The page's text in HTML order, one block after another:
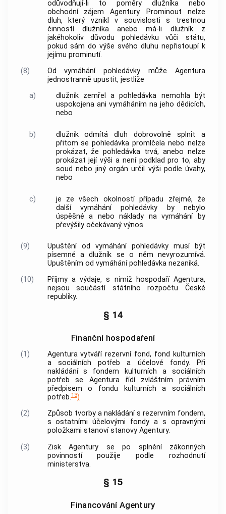
odůvodňují-li to poměry dlužníka nebo
obchodní zájem Agentury. Prominout nelze
dluh, který vznikl v souvislosti s trestnou
činností dlužníka anebo má-li dlužník z
jakéhokoliv důvodu pohledávku vůči státu,
pokud sám do výše svého dluhu nepřistoupí k
jejímu prominutí.
(8)
Od vymáhání pohledávky může Agentura
jednostranně upustit, jestliže
a)
dlužník zemřel a pohledávka nemohla být
uspokojena ani vymáháním na jeho dědicích,
nebo
b)
dlužník odmítá dluh dobrovolně splnit a
přitom se pohledávka promlčela nebo nelze
prokázat, že pohledávka trvá, anebo nelze
prokázat její výši a není podklad pro to, aby
soud nebo jiný orgán určil výši podle úvahy,
nebo
c)
je ze všech okolností případu zřejmé, že
další vymáhání pohledávky by nebylo
úspěšné a nebo náklady na vymáhání by
převýšily očekávaný výnos.
(9)
Upuštění od vymáhání pohledávky musí být
písemné a dlužník se o něm nevyrozumívá.
Upuštěním od vymáhání pohledávka nezaniká.
(10)
Příjmy a výdaje, s nimiž hospodaří Agentura,
nejsou součástí státního rozpočtu České
republiky.
§ 14
Finanční hospodaření
(1) Agenturavytváří rezervní fond, fond kulturních
a sociálních potřeb a účelové fondy. Při
nakládání s fondem kulturních a sociálních
potřeb se Agenturařídí zvláštním právním
předpisem o fondu kulturních a sociálních
potřeb.13)
(2)
Způsob tvorby a nakládání s rezervním fondem,
s ostatními účelovými fondy a s opravnými
položkami stanoví stanovy Agentury.
(3)
Zisk Agentury se po splnění zákonných
povinností použije podle rozhodnutí
ministerstva.
§ 15
Financování Agentury